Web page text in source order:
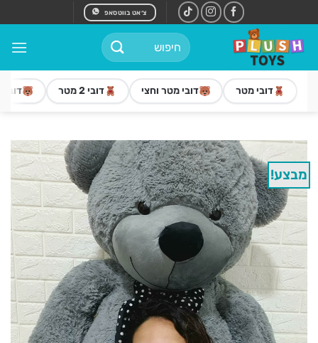
to
content
צ׳אט בווטסאפ
חיפוש
עבור:
דובי מטר דובי מטר וחצי דובי 2 מטר דובי 3 מטר
מבצע!